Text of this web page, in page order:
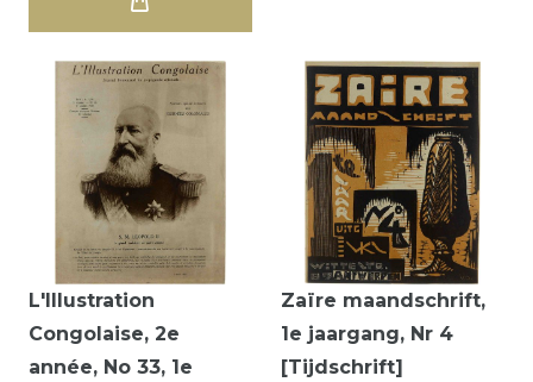
L'Illustration
Congolaise, 2e
année, No 33, 1e
Zaïre maandschrift,
1e jaargang, Nr 4
[Tijdschrift]